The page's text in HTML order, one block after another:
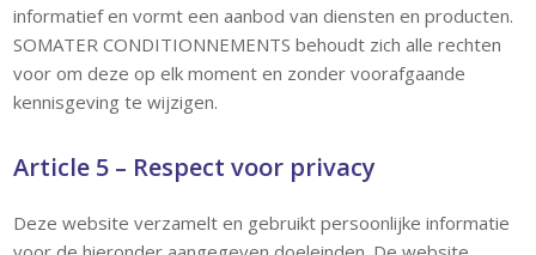
informatief en vormt een aanbod van diensten en producten.
SOMATER CONDITIONNEMENTS behoudt zich alle rechten
voor om deze op elk moment en zonder voorafgaande
kennisgeving te wijzigen.
Article 5 – Respect voor privacy
Deze website verzamelt en gebruikt persoonlijke informatie